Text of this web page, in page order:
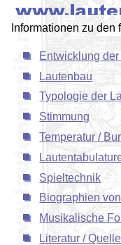
Informationen zu
Entwicklung
Lautenbau
Typologie der
Stimmung
Temperatur /
Spieltechnik
Biographien
Musikalische
Literatur /